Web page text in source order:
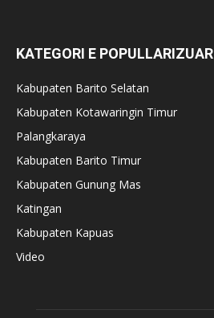
KATEGORI E POPULLARIZUAR
Kabupaten Barito Selatan
Kabupaten Kotawaringin Timur
Palangkaraya
Kabupaten Barito Timur
Kabupaten Gunung Mas
Katingan
Kabupaten Kapuas
Video